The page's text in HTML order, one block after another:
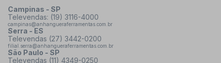
Campinas - SP
Televendas: (19) 3116-4000
campinas@anhangueraferramentas.com.br
Serra - ES
Televendas (27) 3442-0200
filial.serra@anhangueraferramentas.com.br
São Paulo - SP
Televendas (11) 4349-0250